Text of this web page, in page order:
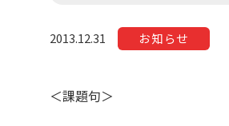
2013.12.31 お知らせ
＜課題句＞